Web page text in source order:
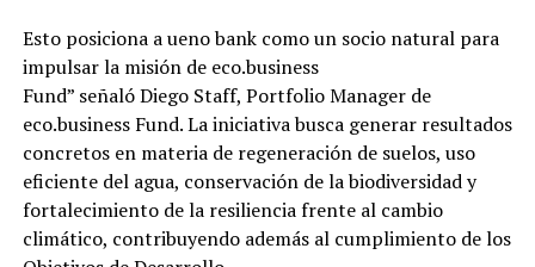
Esto posiciona a ueno bank como un socio natural para
impulsar la misión de eco.business
Fund” señaló Diego Staff, Portfolio Manager de
eco.business Fund. La iniciativa busca generar resultados
concretos en materia de regeneración de suelos, uso
eficiente del agua, conservación de la biodiversidad y
fortalecimiento de la resiliencia frente al cambio
climático, contribuyendo además al cumplimiento de los